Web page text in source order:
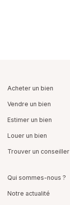
Acheter un bien
Vendre un bien
Estimer un bien
Louer un bien
Trouver un conseiller
Qui sommes-nous ?
Notre actualité